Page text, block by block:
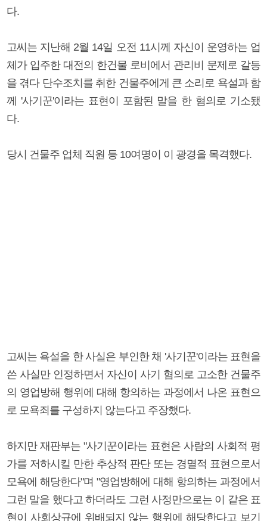
다.
고씨는 지난해 2월 14일 오전 11시께 자신이 운영하는 업
체가 입주한 대전의 한건물 로비에서 관리비 문제로 갈등
을 겪다 단수조치를 취한 건물주에게 큰 소리로 욕설과 함
께 '사기꾼'이라는 표현이 포함된 말을 한 혐의로 기소됐
다.
당시 건물주 업체 직원 등 10여명이 이 광경을 목격했다.
고씨는 욕설을 한 사실은 부인한 채 '사기꾼'이라는 표현을
쓴 사실만 인정하면서 자신이 사기 혐의로 고소한 건물주
의 영업방해 행위에 대해 항의하는 과정에서 나온 표현으
로 모욕죄를 구성하지 않는다고 주장했다.
하지만 재판부는 "사기꾼이라는 표현은 사람의 사회적 평
가를 저하시킬 만한 추상적 판단 또는 경멸적 표현으로서
모욕에 해당한다"며 "영업방해에 대해 항의하는 과정에서
그런 말을 했다고 하더라도 그런 사정만으로는 이 같은 표
현이 사회상규에 위배되지 않는 행위에 해당한다고 보기